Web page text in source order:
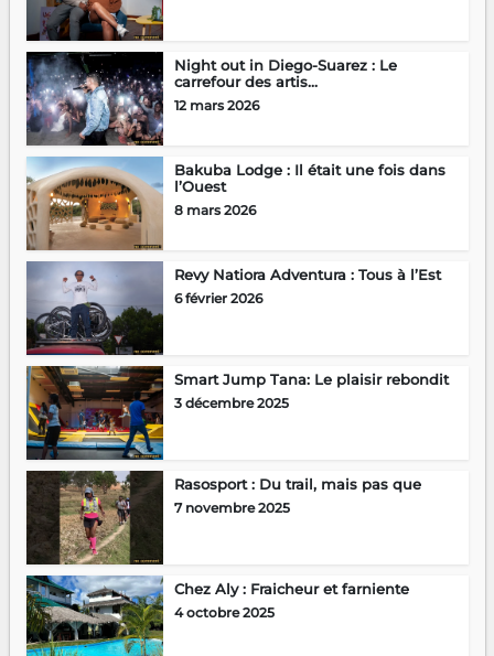
Night out in Diego-Suarez : Le
carrefour des artis...
12 mars 2026
Bakuba Lodge : Il était une fois dans
l’Ouest
8 mars 2026
Revy Natiora Adventura : Tous à l’Est
6 février 2026
Smart Jump Tana: Le plaisir rebondit
3 décembre 2025
Rasosport : Du trail, mais pas que
7 novembre 2025
Chez Aly : Fraicheur et farniente
4 octobre 2025